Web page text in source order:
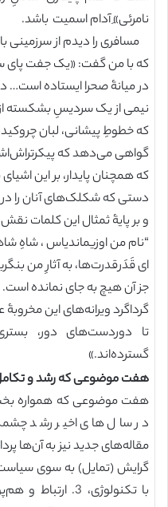
نامرئی»ِ آدام اسمیت باشد.
مسافری را دیدم از سرزمینی
که با من گفت: «یک جفت پای
در میانۀ صحرا ایستاده است…
نیمی از یک سردیسِ بشکسته
که خطوطِ پیشانی، لبان
گواهی می‌دهد که
که همچنان پایدار، بر این
دستی که شکلک‌های آنان را در
و بر پایۀ ثمثال این کلمات
“نام من اوزیماندیاس ، شاهِ
ای قَدَرقدرت‌ها، به آثارِ من
جز آن هیچ به جای نمانده است.
گرداگرد ویرانه‌های این
تا دوردست‌های دور،
گسترده‌اند.»
هفت موضوعی که رشد و تکامل
هفت موضوعی که همواره
در سال های اخیر رشد